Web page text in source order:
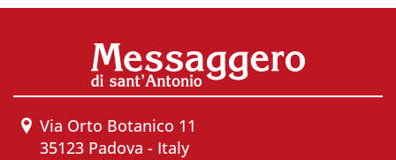
Via Orto Botanico 11
35123 Padova - Italy